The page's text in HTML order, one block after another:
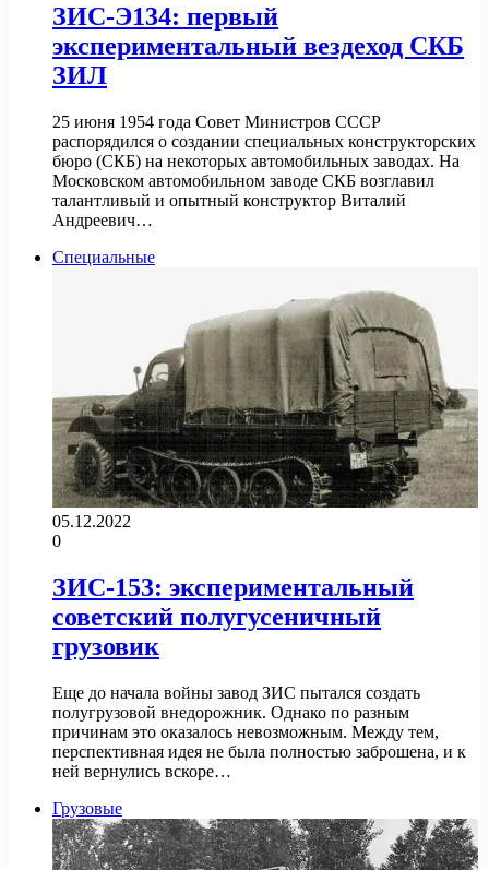
ЗИС-Э134: первый
экспериментальный вездеход СКБ
ЗИЛ
25 июня 1954 года Совет Министров СССР
распорядился о создании специальных конструкторских
бюро (СКБ) на некоторых автомобильных заводах. На
Московском автомобильном заводе СКБ возглавил
талантливый и опытный конструктор Виталий
Андреевич…
Специальные
05.12.2022
0
ЗИС-153: экспериментальный
советский полугусеничный
грузовик
Еще до начала войны завод ЗИС пытался создать
полугрузовой внедорожник. Однако по разным
причинам это оказалось невозможным. Между тем,
перспективная идея не была полностью заброшена, и к
ней вернулись вскоре…
Грузовые